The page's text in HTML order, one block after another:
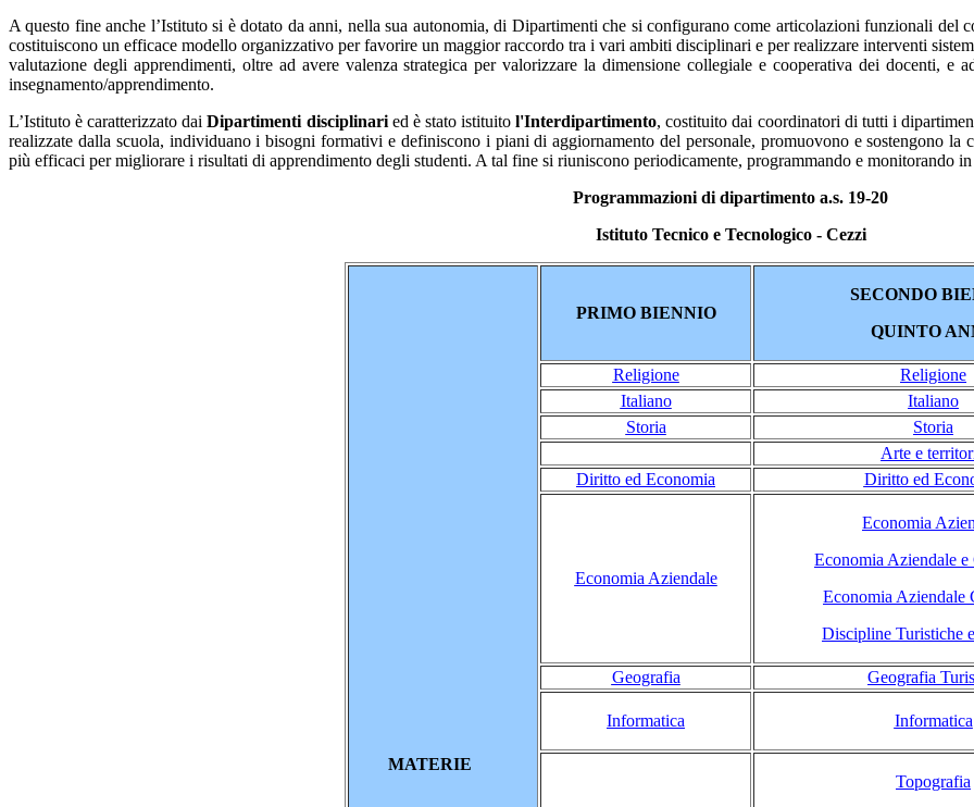
A questo fine anche l’Istituto si è dotato da anni, nella sua autonomia, di Dipartimenti che si configurano come articolazioni funzionali del
costituiscono un efficace modello organizzativo per favorire un maggior raccordo tra i vari ambiti disciplinari e per realizzare interventi
valutazione degli apprendimenti, oltre ad avere valenza strategica per valorizzare la dimensione collegiale e cooperativa dei docenti, e
insegnamento/apprendimento.
L’Istituto è caratterizzato daiDipartimenti disciplinaried è stato istituitol'Interdipartimento, costituito dai coordinatori di tutti i
realizzate dalla scuola, individuano i bisogni formativi e definiscono i piani di aggiornamento del personale, promuovono e sostengono
più efficaci per migliorare i risultati di apprendimento degli studenti. A tal fine si riuniscono periodicamente, programmando e monitorando
Programmazioni di dipartimento a.s. 19-20
Istituto Tecnico e Tecnologico - Cezzi
MATERIE
PRIMO BIENNIO
SECONDO
QUINTO
Religione
Religione
Italiano
Italiano
Storia
Storia
Arte e
Diritto ed Economia
Diritto ed
Economia Aziendale
Economia
Economia Aziendale e
Economia Aziendale
Discipline Turistiche
Geografia Geografia
Informatica Informatica
Topografia